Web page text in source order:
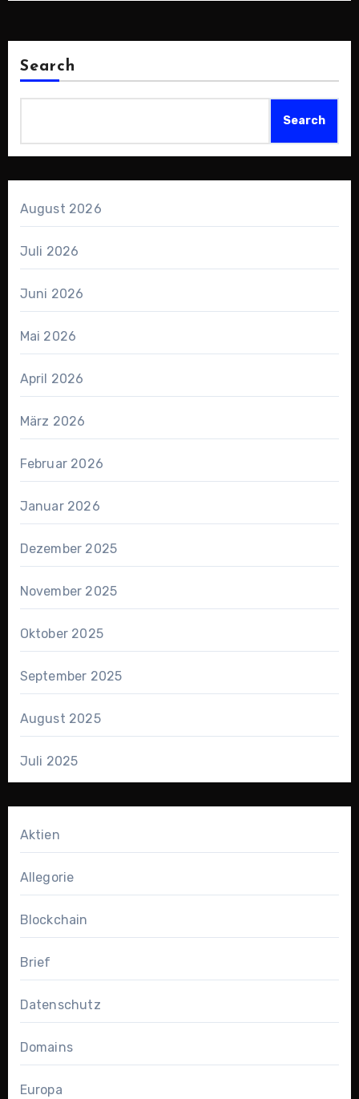
Search
Search
August 2026
Juli 2026
Juni 2026
Mai 2026
April 2026
März 2026
Februar 2026
Januar 2026
Dezember 2025
November 2025
Oktober 2025
September 2025
August 2025
Juli 2025
Aktien
Allegorie
Blockchain
Brief
Datenschutz
Domains
Europa